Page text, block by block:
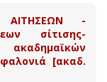
ΑΙΤΗΣΕΩΝ -
σίτισης-
ακαδημαϊκών
[ακαδ.